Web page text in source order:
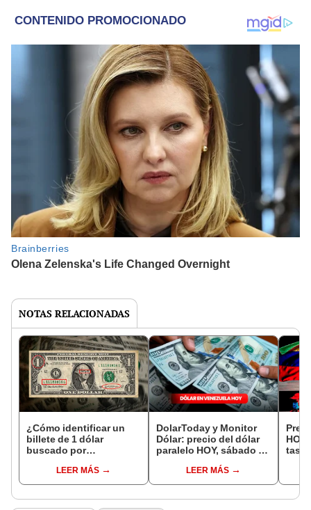
NOTAS RELACIONADAS
¿Cómo identificar un
billete de 1 dólar
buscado por
valor de 80.000 dólares?
LEER MÁS
DolarToday y Monitor
Dólar: precio del dólar
paralelo HOY, sábado 29
LEER MÁS
tasa